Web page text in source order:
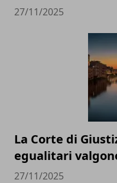
27/11/2025
La Corte di
egualitari
27/11/2025